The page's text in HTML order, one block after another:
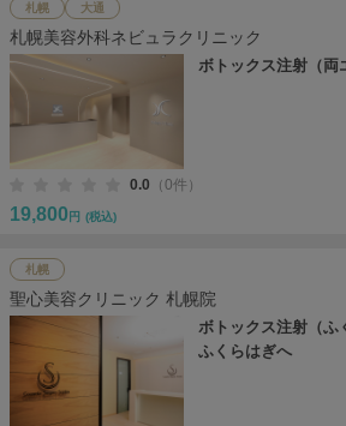
札幌 大通
札幌美容外科ネビュラクリニック
ボトックス注射（両
0.0 （0件）
19,800 円 (税込)
札幌
聖心美容クリニック 札幌院
ボトックス注射（ふ
ふくらはぎへ